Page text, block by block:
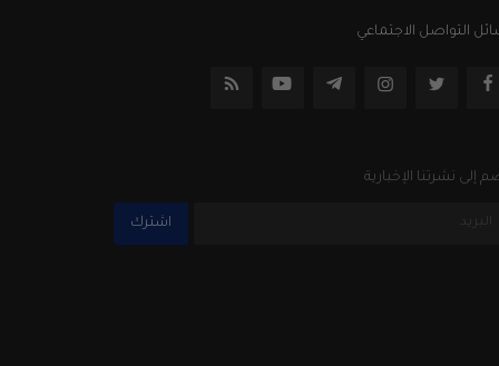
التواصل الاجتماعي
إلى نشرتنا الإخبارية
اشترك